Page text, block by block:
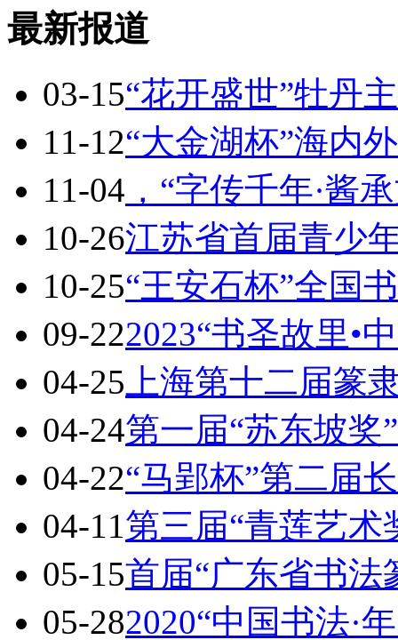
最新报道
03-15“花开盛世”牡丹
11-12“大金湖杯”海内
11-04 ，“字传千年·酱
10-26江苏省首届青少
10-25“王安石杯”全国
09-222023“书圣故里•
04-25 上海第十二届篆
04-24第一届“苏东坡
04-22“马郢杯”第二届
04-11第三届“青莲艺
05-15首届“广东省书
05-282020“中国书法·